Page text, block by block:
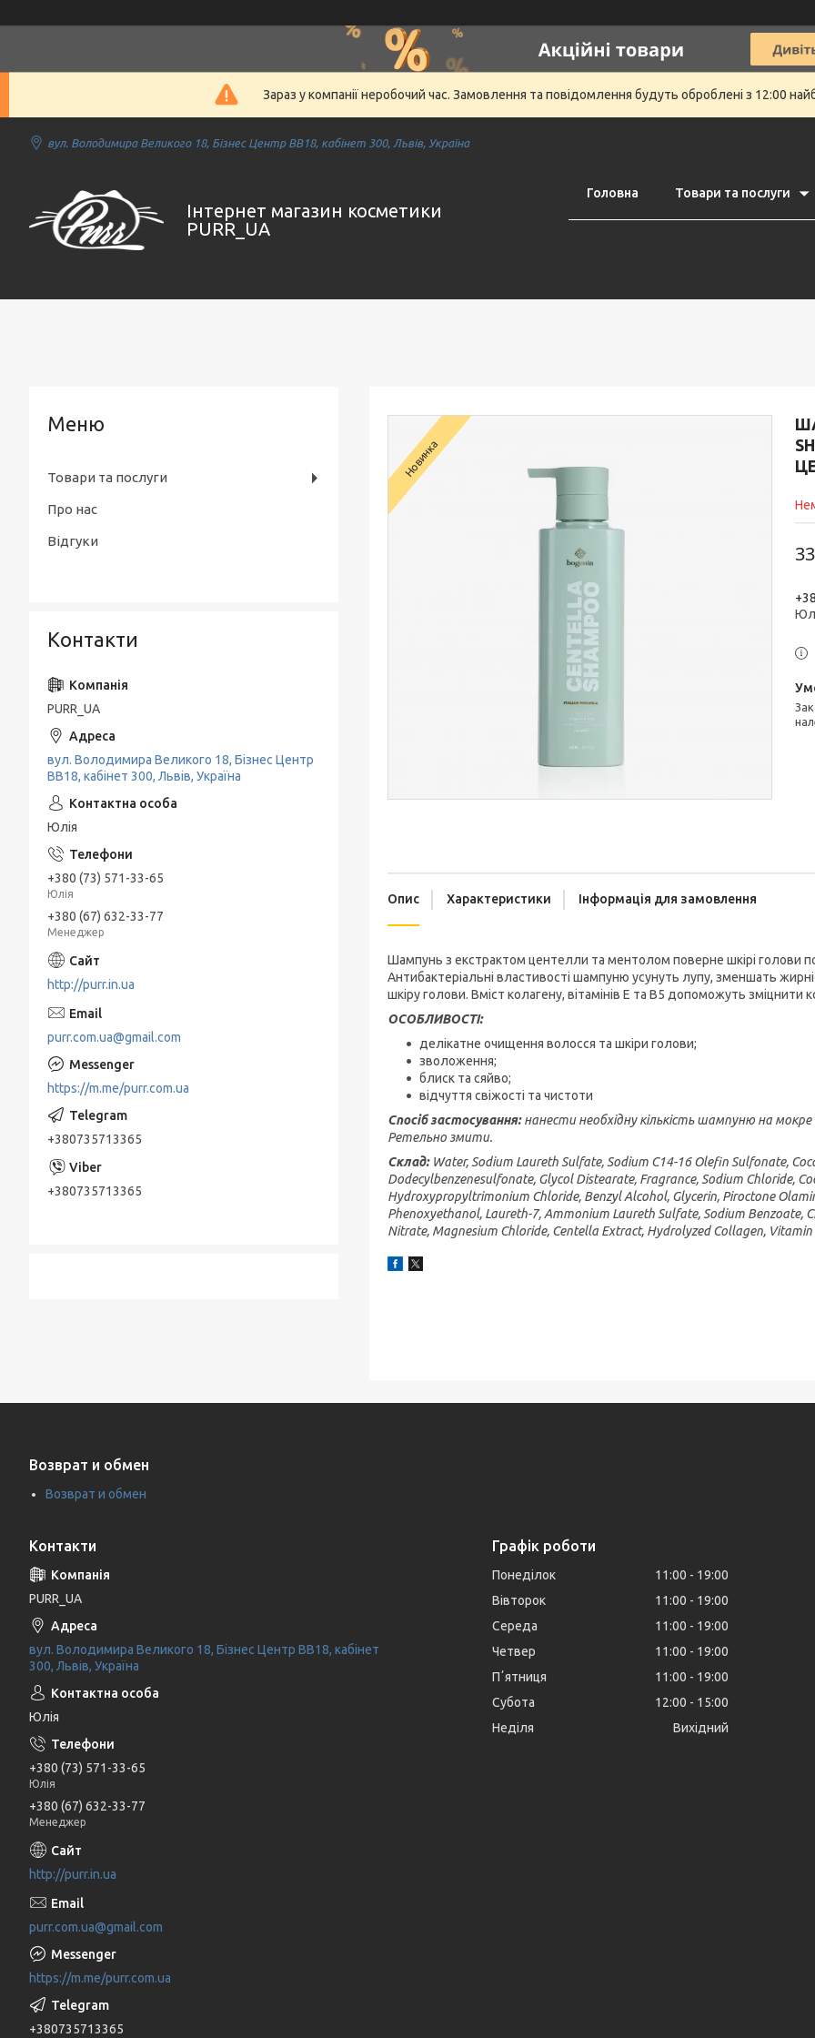
Зараз у компанії неробочий час. Замовлення та повідомлення будуть оброблені з 12:00
вул. Володимира Великого 18, Бізнес Центр ВВ18, кабінет 300, Львів, Україна
Інтернет магазин косметики
PURR_UA
Головна Товари та послуги
Законом не передбачено повернення та обмін даного товару
Новинка
Опис Характеристики Інформація для замовлення
Шампунь з екстрактом центелли та ментолом поверне шкірі голови
Антибактеріальні властивості шампуню усунуть лупу, зменшать
шкіру голови. Вміст колагену, вітамінів Е та В5 допоможуть зміцнити
ОСОБЛИВОСТІ:
делікатне очищення волосся та шкіри голови;
зволоження;
блиск та сяйво;
відчуття свіжості та чистоти
Спосіб застосування:нанести необхідну кількість шампуню на
Ретельно змити.
Склад: Water, Sodium Laureth Sulfate, Sodium C14-16 Olefin Sulfonate,
Dodecylbenzenesulfonate, Glycol Distearate, Fragrance, Sodium Chloride,
Hydroxypropyltrimonium Chloride, Benzyl Alcohol, Glycerin, Piroctone
Phenoxyethanol, Laureth-7, Ammonium Laureth Sulfate, Sodium Benzoate,
Nitrate, Magnesium Chloride, Centella Extract, Hydrolyzed Collagen, Vitamin
Товари та послуги
Про нас
Відгуки
Контакти
PURR_UA
вул. Володимира Великого 18, Бізнес Центр
ВВ18, кабінет 300, Львів, Україна
Юлія
+380 (73) 571-33-65
Юлія
+380 (67) 632-33-77
Менеджер
http://purr.in.ua
purr.com.ua@gmail.com
https://m.me/purr.com.ua
+380735713365
+380735713365
Возврат и обмен
Возврат и обмен
Контакти
PURR_UA
вул. Володимира Великого 18, Бізнес Центр ВВ18, кабінет
300, Львів, Україна
Юлія
+380 (73) 571-33-65
Юлія
+380 (67) 632-33-77
Менеджер
http://purr.in.ua
purr.com.ua@gmail.com
https://m.me/purr.com.ua
+380735713365
Графік роботи
Понеділок 11:00
19:00
Вівторок
11:00
19:00
Середа
11:00
19:00
Четвер
11:00
19:00
Пʼятниця
11:00
19:00
Субота
12:00
15:00
Неділя
Вихідний